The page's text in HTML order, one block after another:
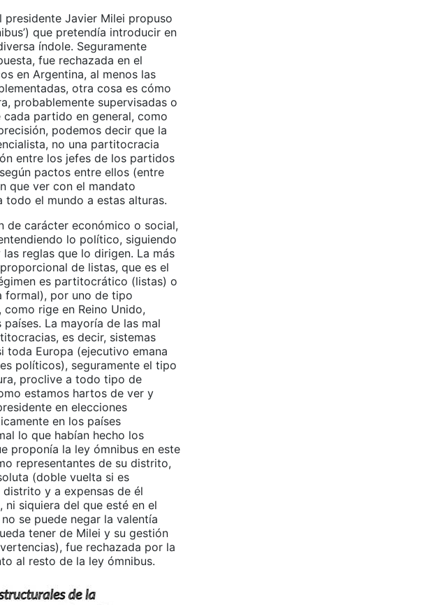
Javier Milei propuso
que pretendía introducir en
índole. Seguramente
fue rechazada en el
en Argentina, al menos las
otra cosa es cómo
probablemente supervisadas o
partido en general, como
podemos decir que la
no una partitocracia
entre los jefes de los partidos
pactos entre ellos (entre
que ver con el mandato
el mundo a estas alturas.
de carácter económico o social,
lo político, siguiendo
reglas que lo dirigen. La más
de listas, que es el
es partitocrático (listas) o
formal), por uno de tipo
rige en Reino Unido,
La mayoría de las mal
es decir, sistemas
toda Europa (ejecutivo emana
políticos), seguramente el tipo
proclive a todo tipo de
estamos hartos de ver y
en elecciones
en los países
lo que habían hecho los
proponía la ley ómnibus en este
representantes de su distrito,
(doble vuelta si es
y a expensas de él
siquiera del que esté en el
se puede negar la valentía
tener de Milei y su gestión
fue rechazada por la
al resto de la ley ómnibus.